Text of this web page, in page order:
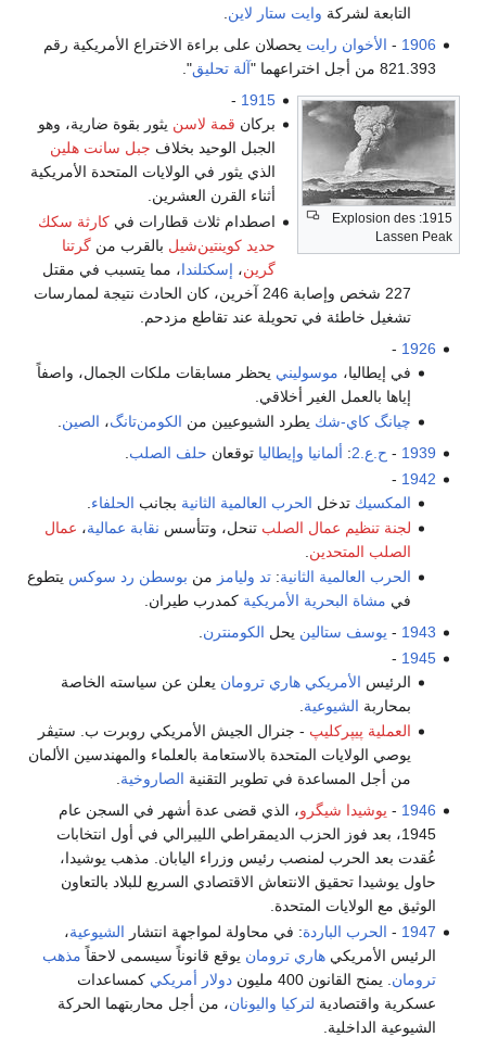
ستار لاين.
يحصلان على براءة الاختراع الأمريكية رقم
آلة تحليق".
1915
-
بركان
قمة لاسن يثور بقوة ضارية، وهو
الجبل الوحيد بخلافجبل سانت هلين
الذي يثور في الولايات المتحدة الأمريكية
أثناء القرن العشرين.
اصطدام ثلاث قطارات في كارثة سكك
حديد كوينتين‌شيل
بالقرب منگرتنا
، مما يتسبب في مقتل
227 شخص وإصابة 246 آخرين، كان الحادث نتيجة لممارسات
تحويلة عند تقاطع مزدحم.
يحظر مسابقات ملكات الجمال، واصفاً
يطرد الشيوعيين منالكومن‌تانگ ،الصين.
وإيطالياتوقعانحلف الصلب.
الحرب العالمية الثانيةبجانبالحلفاء.
تنحل، وتتأسسنقابة عمالية،عمال
تد وليامز منبوسطن رد سوكسيتطوع
كمدرب طيران.
يحلالكومنترن.
هاري ترومانيعلن عن سياسته الخاصة
- جنرال الجيش الأمريكي روبرت ب. ستيڤر
بالاستعامة بالعلماء والمهندسين الألمان
في تطوير التقنيةالصاروخية.
، الذي قضى عدة أشهر في السجن عام
الديمقراطي الليبرالي في أول انتخابات
رئيس وزراء اليابان. مذهب يوشيدا،
الاقتصادي السريع للبلاد بالتعاون
: في محاولة لمواجهة انتشارالشيوعية،
ترومانيوقع قانوناً سيسمى لاحقاًمذهب
دولار أمريكيكمساعدات
واليونان، من أجل محاربتهما الحركة